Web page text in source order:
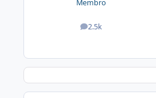
Membro
2.5k
posts